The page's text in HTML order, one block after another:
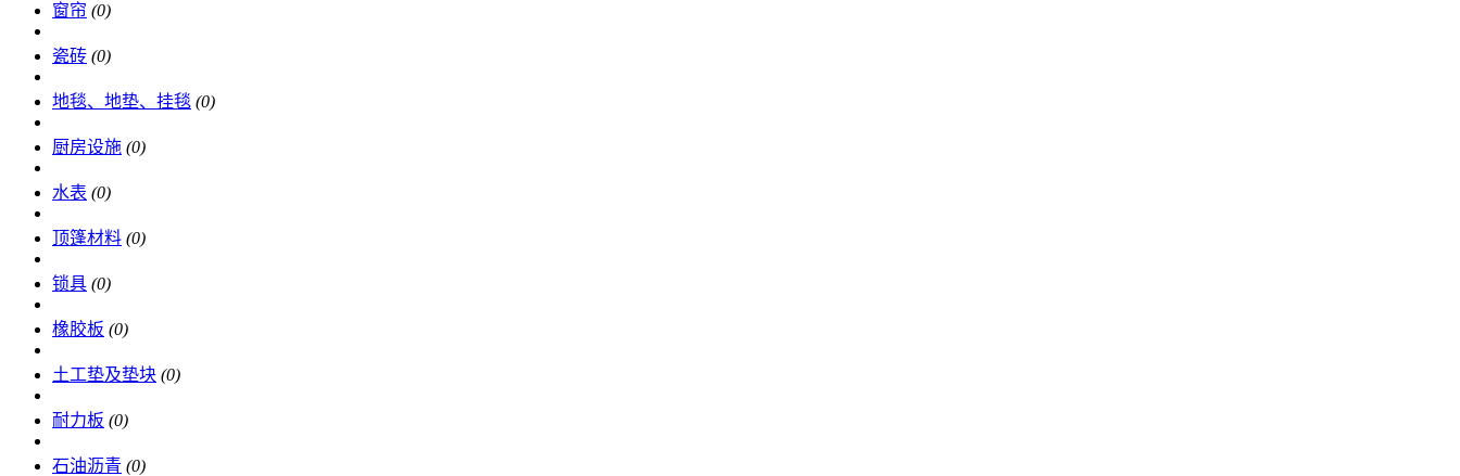
窗帘 (0)
瓷砖 (0)
地毯、地垫、挂毯 (0)
厨房设施 (0)
水表 (0)
顶篷材料 (0)
锁具 (0)
橡胶板 (0)
土工垫及垫块 (0)
耐力板 (0)
石油沥青 (0)